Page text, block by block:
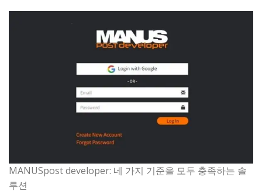
MANUSpost developer: 네 가지 기준을 모두 충족하는 솔
루션